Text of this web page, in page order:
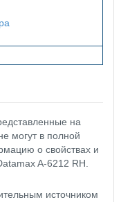
на
могут в полной
о свойствах и
A-6212 RH.
источником